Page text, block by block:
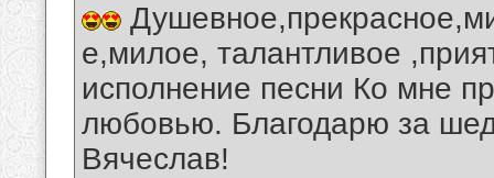
е,милое, талантливое
исполнение песни Ко мне
любовью. Благодарю за
Вячеслав!